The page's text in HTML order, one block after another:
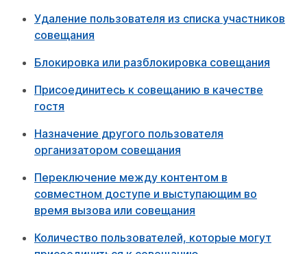
Удаление пользователя из списка участников
совещания
Блокировка или разблокировка совещания
Присоединитесь к совещанию в качестве
гостя
Назначение другого пользователя
организатором совещания
Переключение между контентом в
совместном доступе и выступающим во
время вызова или совещания
Количество пользователей, которые могут